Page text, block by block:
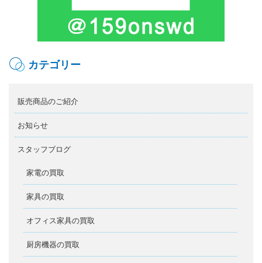
カテゴリー
販売商品のご紹介
お知らせ
スタッフブログ
家電の買取
家具の買取
オフィス家具の買取
厨房機器の買取